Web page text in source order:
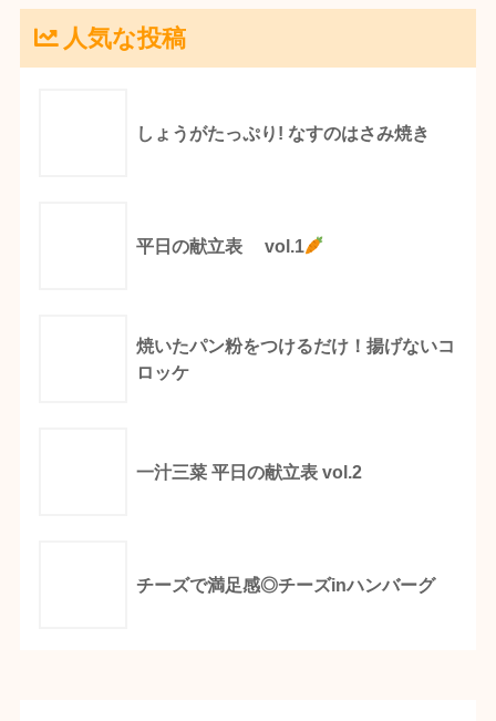
人気な投稿
しょうがたっぷり! なすのはさみ焼き
平日の献立表 vol.1
焼いたパン粉をつけるだけ！揚げないコ
ロッケ
一汁三菜 平日の献立表 vol.2
チーズで満足感◎チーズinハンバーグ